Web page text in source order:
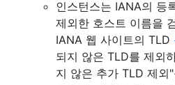
인스턴스는 IANA의 등
제외한 호스트 이름을
IANA 웹 사이트의 TLD
되지 않은 TLD를 제외
지 않은 추가 TLD 제외